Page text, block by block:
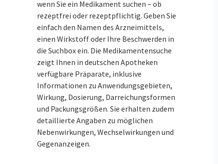
wenn Sie ein Medikament suchen – ob
rezeptfrei oder rezeptpflichtig. Geben Sie
einfach den Namen des Arzneimittels,
einen Wirkstoff oder Ihre Beschwerden in
die Suchbox ein. Die Medikamentensuche
zeigt Ihnen in deutschen Apotheken
verfügbare Präparate, inklusive
Informationen zu Anwendungsgebieten,
Wirkung, Dosierung, Darreichungsformen
und Packungsgrößen. Sie erhalten zudem
detaillierte Angaben zu möglichen
Nebenwirkungen, Wechselwirkungen und
Gegenanzeigen.